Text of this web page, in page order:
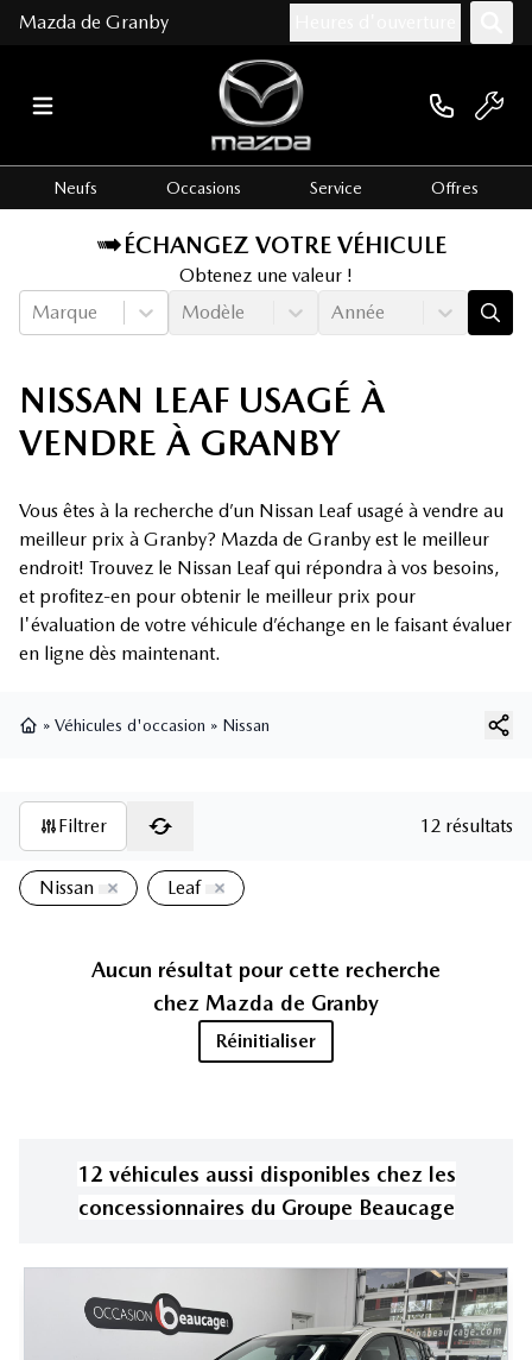
Mazda de Granby
Neufs Occasions Service Offres
ÉCHANGEZ VOTRE VÉHICULE
Obtenez une valeur !
Marque
Modèle Année
NISSAN LEAF USAGÉ À
VENDRE À GRANBY
Vous êtes à la recherche d’un Nissan Leaf usagé à vendre au
meilleur prix à Granby? Mazda de Granby est le meilleur
endroit! Trouvez le Nissan Leaf qui répondra à vos besoins,
et profitez-en pour obtenir le meilleur prix pour
l'évaluation de votre véhicule d’échange en le faisant évaluer
en ligne dès maintenant.
» Véhicules d'occasion » Nissan
Filtrer 12 résultats
Nissan Leaf
Aucun résultat pour cette recherche
chez Mazda de Granby
Réinitialiser
12 véhicules aussi disponibles chez les
concessionnaires du Groupe Beaucage